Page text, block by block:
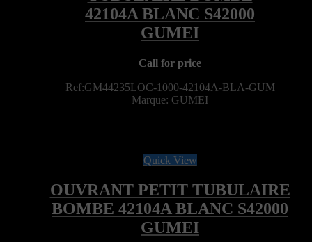
Call for price
Ref:GM44235LOC-1000-42104A-BLA-GUM
Marque: GUMEI
Quick View
OUVRANT PETIT TUBULAIRE
BOMBE 42104A BLANC S42000
GUMEI